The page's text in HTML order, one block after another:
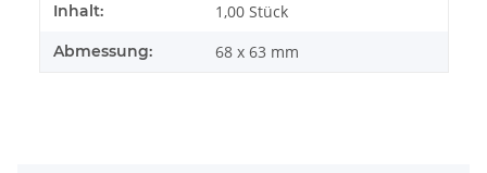
Inhalt: 1,00 Stück
Abmessung: 68 x 63 mm